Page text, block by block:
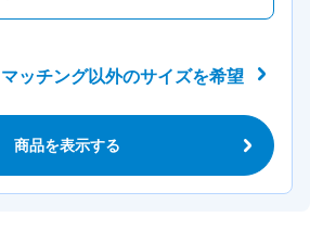
マッチング以外のサイズを希望
商品を表示する